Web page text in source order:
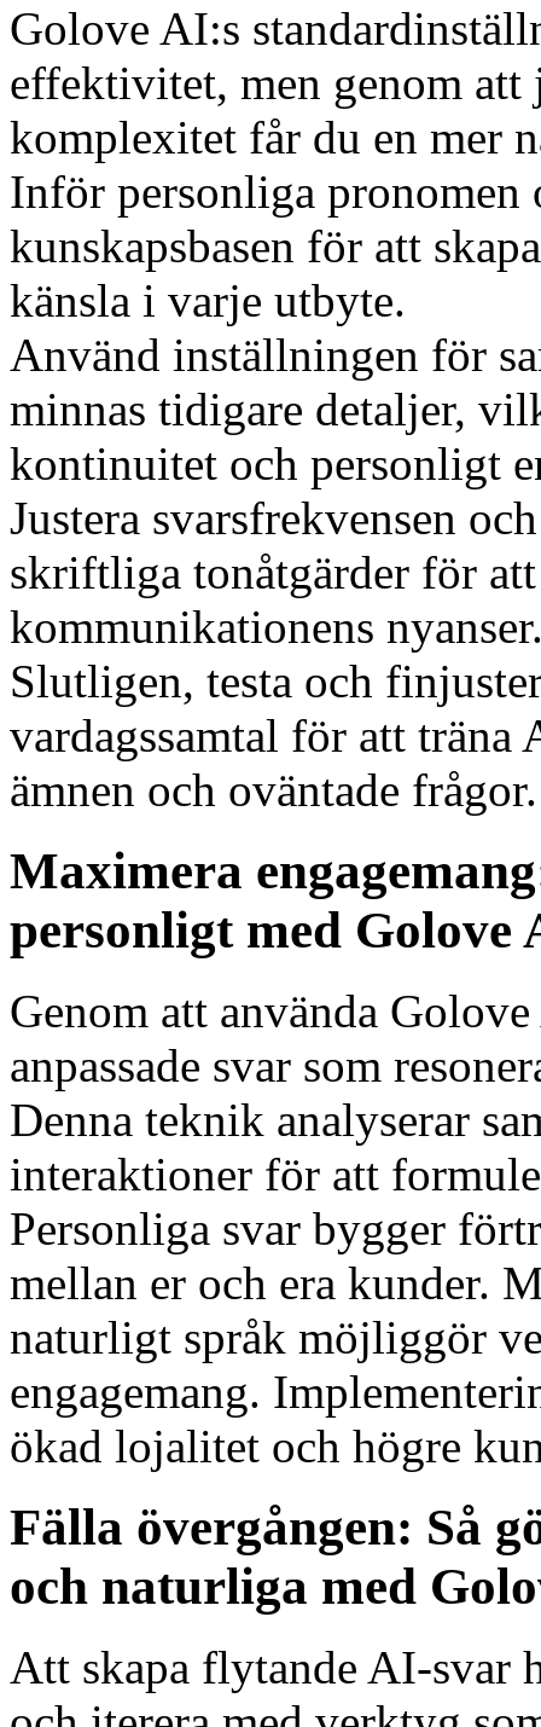
Golove AI:s
effektivitet, men genom att
komplexitet får du en mer
Inför personliga pronomen
kunskapsbasen för att
känsla i varje utbyte.
Använd inställningen för
minnas tidigare detaljer,
kontinuitet och personligt
Justera svarsfrekvensen
skriftliga tonåtgärder för
kommunikationens
Slutligen, testa och
vardagssamtal för att träna
ämnen och oväntade frågor.
Maximera
personligt med Golove
Genom att använda
anpassade svar som
Denna teknik analyserar
interaktioner för att
Personliga svar bygger
mellan er och era kunder.
naturligt språk möjliggör
engagemang.
ökad lojalitet och högre
Fälla övergången: Så
och naturliga med
Att skapa flytande AI-svar